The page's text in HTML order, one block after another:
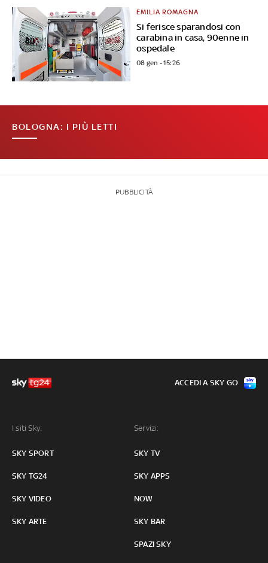
Si ferisce sparandosi con
carabina in casa, 90enne in
ospedale
EMILIA ROMAGNA
08 gen - 15:26
BOLOGNA: I PIÙ LETTI
PUBBLICITÀ
I siti Sky:
SKY SPORT
SKY TG24
SKY VIDEO
SKY ARTE
Servizi:
SKY TV
SKY APPS
NOW
SKY BAR
SPAZI SKY
ACCEDI A SKY GO